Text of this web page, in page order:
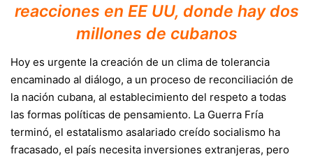
reacciones en EE UU, donde hay dos
millones de cubanos
Hoy es urgente la creación de un clima de tolerancia
encaminado al diálogo, a un proceso de reconciliación de
la nación cubana, al establecimiento del respeto a todas
las formas políticas de pensamiento. La Guerra Fría
terminó, el estatalismo asalariado creído socialismo ha
fracasado, el país necesita inversiones extranjeras, pero